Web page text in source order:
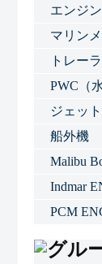
エンジ
マリン
トレー
PWC（
ジェッ
船外機
Malibu
Indmar
PCM